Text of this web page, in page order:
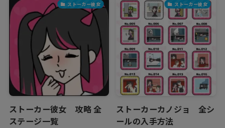
ストーカー彼女
ストーカー彼女 攻略 全
ステージ一覧
ストーカー彼女
ストーカーカノジョ 全シ
ールの入手方法